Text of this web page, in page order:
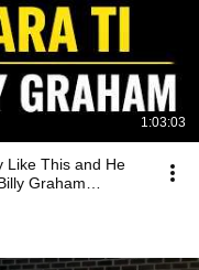
1:03:03
Like This and He
Graham